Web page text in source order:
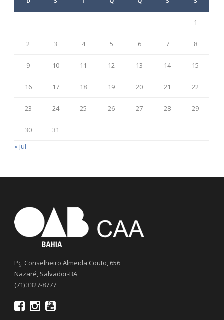
1
2 3 4 5 6 7 8
9 10 11 12 13 14 15
16 17 18 19 20 21 22
23 24 25 26 27 28 29
30
31
« jul
Pç. Conselheiro Almeida Couto, 656
Nazaré, Salvador-BA
(71) 3327-8777